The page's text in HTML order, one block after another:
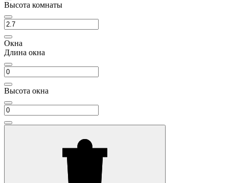
Высота комнаты
Окна
Длина окна
Высота окна